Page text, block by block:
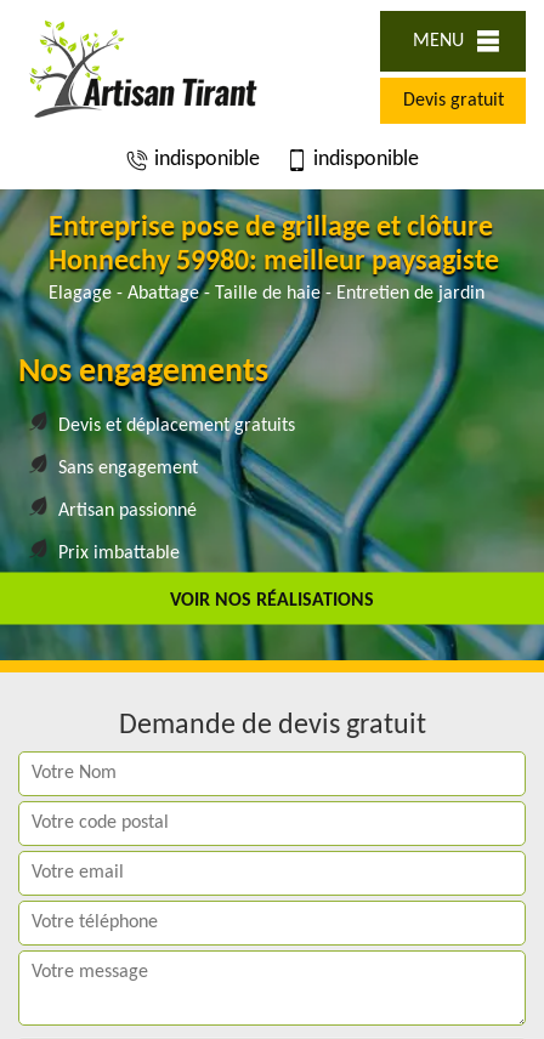
MENU
Devis gratuit
indisponible indisponible
Entreprise pose de grillage et clôture
Honnechy 59980: meilleur paysagiste
Elagage - Abattage - Taille de haie - Entretien de jardin
VOIR NOS RÉALISATIONS
Nos engagements
Devis et déplacement gratuits
Sans engagement
Artisan passionné
Prix imbattable
Travail de qualité
Demande de devis gratuit